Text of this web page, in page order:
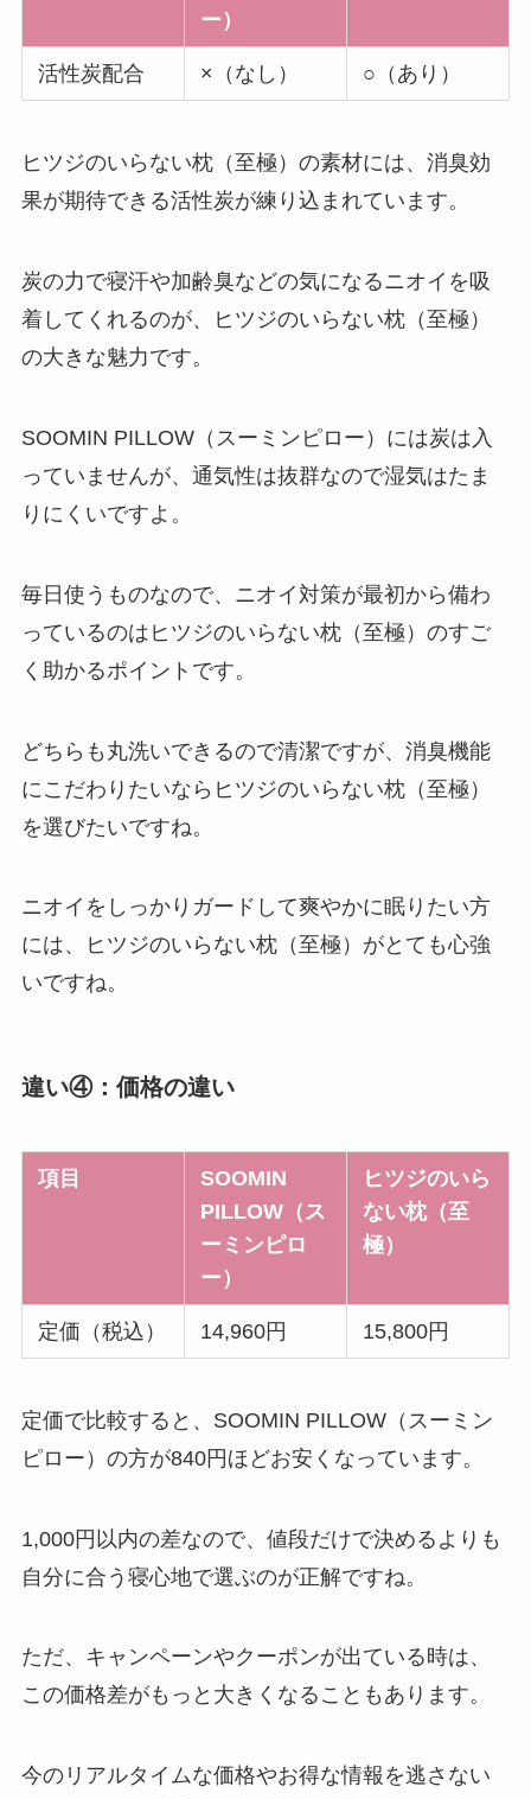
ー）
活性炭配合 ×（なし） ○（あり）
ヒツジのいらない枕（至極）の素材には、消臭効
果が期待できる活性炭が練り込まれています。
炭の力で寝汗や加齢臭などの気になるニオイを吸
着してくれるのが、ヒツジのいらない枕（至極）
の大きな魅力です。
SOOMIN PILLOW（スーミンピロー）には炭は入
っていませんが、通気性は抜群なので湿気はたま
りにくいですよ。
毎日使うものなので、ニオイ対策が最初から備わ
っているのはヒツジのいらない枕（至極）のすご
く助かるポイントです。
どちらも丸洗いできるので清潔ですが、消臭機能
にこだわりたいならヒツジのいらない枕（至極）
を選びたいですね。
ニオイをしっかりガードして爽やかに眠りたい方
には、ヒツジのいらない枕（至極）がとても心強
いですね。
違い④：価格の違い
項目
SOOMIN
PILLOW（ス
ーミンピロ
ー）
ヒツジのいら
ない枕（至
極）
定価（税込） 14,960円 15,800円
定価で比較すると、SOOMIN PILLOW（スーミン
ピロー）の方が840円ほどお安くなっています。
1,000円以内の差なので、値段だけで決めるよりも
自分に合う寝心地で選ぶのが正解ですね。
ただ、キャンペーンやクーポンが出ている時は、
この価格差がもっと大きくなることもあります。
今のリアルタイムな価格やお得な情報を逃さない